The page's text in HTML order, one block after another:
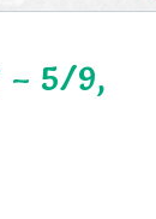
– 5/9,